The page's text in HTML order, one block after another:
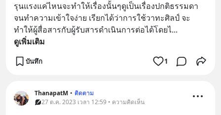
รุนแรงแค่ไหนจะทำให้เรื่องนั้นๆดูเป็นเรื่องปกติธรรมดา
จนทำความเข้าใจง่าย เรียกได้ว่าการใช้วาทะศิลป์ จะ
ทำให้ผู้สื่อสารกับผู้รับสารดำเนินการต่อได้โดยไ...
ดูเพิ่มเติม
บันทึก 1
ThanapatM • ติดตาม
27 ต.ค. 2023 เวลา 12:59 • ความคิดเห็น